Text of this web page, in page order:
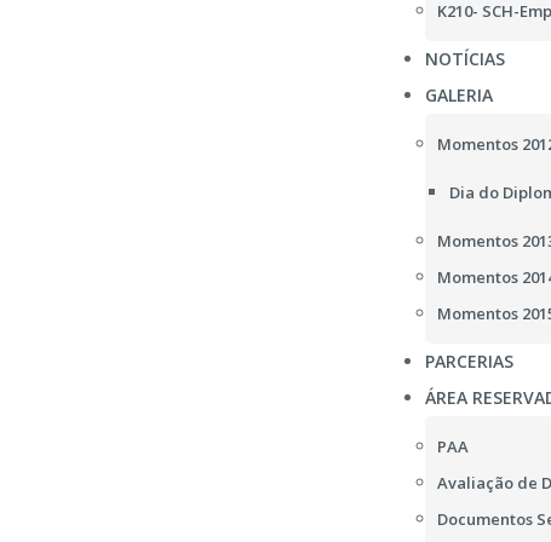
K210- SCH-
NOTÍCIAS
GALERIA
Momentos
Dia do
Momentos
Momentos
Momentos
PARCERIAS
ÁREA
PAA
Avaliação de
Documentos